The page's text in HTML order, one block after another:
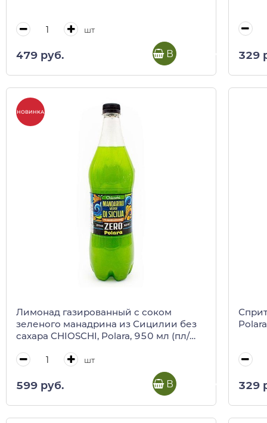
шт
479 руб. В корзину 329
НОВИНКА
Лимонад газированный с соком
зеленого манадрина из Сицилии без
сахара CHIOSCHI, Polara, 950 мл (пл/
шт
599 руб. В корзину 329